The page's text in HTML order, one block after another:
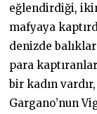
eğlendirdiği,
mafyaya
denizde
para
bir kadın
Gargano’nun